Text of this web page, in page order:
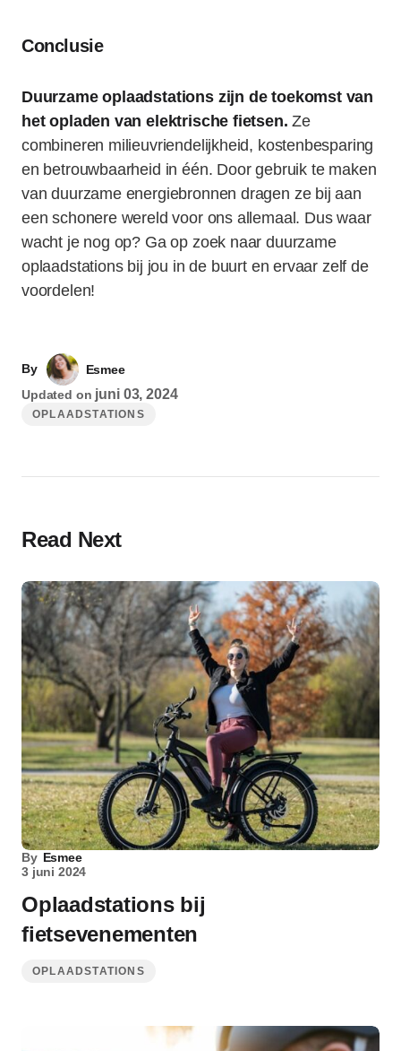
Conclusie
Duurzame oplaadstations zijn de toekomst van
het opladen van elektrische fietsen. Ze
combineren milieuvriendelijkheid, kostenbesparing
en betrouwbaarheid in één. Door gebruik te maken
van duurzame energiebronnen dragen ze bij aan
een schonere wereld voor ons allemaal. Dus waar
wacht je nog op? Ga op zoek naar duurzame
oplaadstations bij jou in de buurt en ervaar zelf de
voordelen!
By
Esmee
Updated on juni 03, 2024
OPLAADSTATIONS
Read Next
By Esmee
3 juni 2024
Oplaadstations bij
fietsevenementen
OPLAADSTATIONS